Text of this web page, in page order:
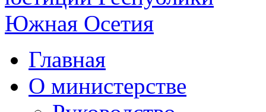
Главная
О министерстве